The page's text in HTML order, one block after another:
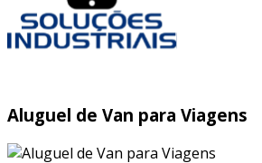
Aluguel de Van para Viagens